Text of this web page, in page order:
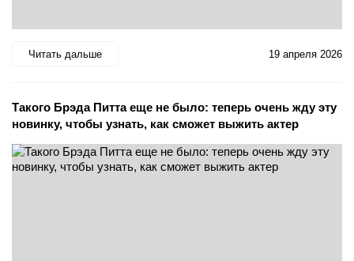
Читать дальше 19 апреля 2026
Такого Брэда Питта еще не было: теперь очень жду эту
новинку, чтобы узнать, как сможет выжить актер